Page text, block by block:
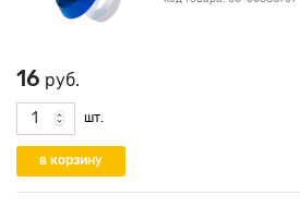
16 руб.
шт.